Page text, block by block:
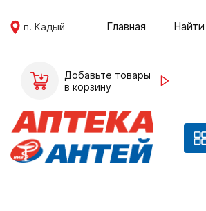
п. Кадый Главная
Добавьте товары
в корзину